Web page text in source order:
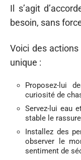
Il s’agit
besoin, sans
Voici des
unique :
Proposez-lui
curiosité de
Servez-lui eau
stable le
Installez des
observer le
sentiment de